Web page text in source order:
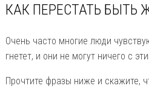
КАК ПЕРЕСТАТЬ БЫТЬ
Очень часто многие люди
гнетет, и они не могут ничего с
Прочтите фразы ниже и скажите,